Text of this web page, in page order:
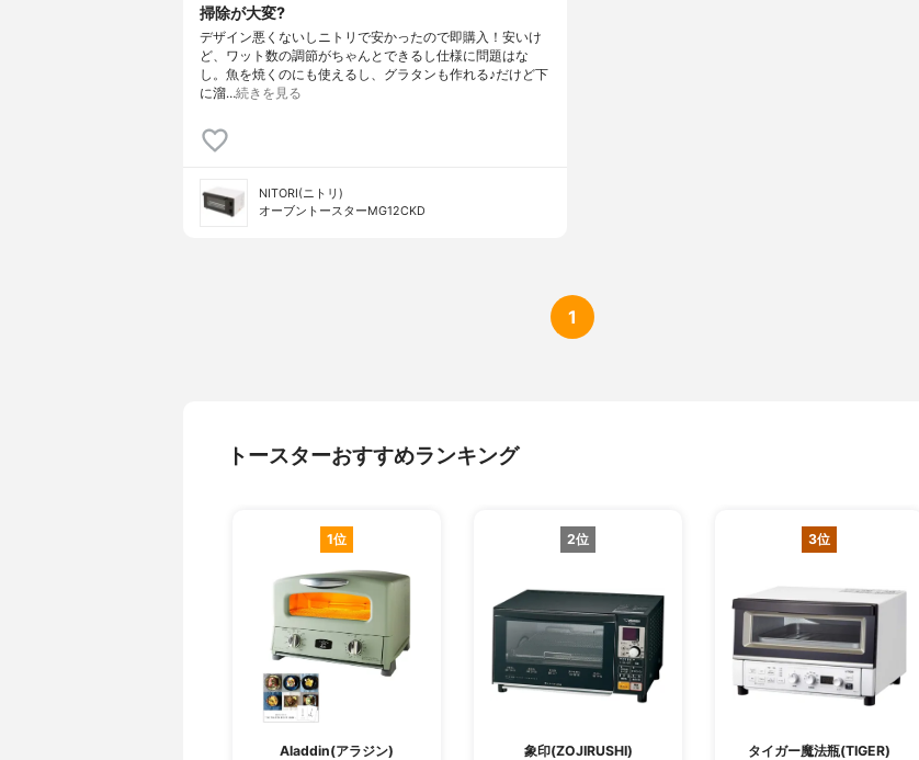
掃除が大変?
デザイン悪くないしニトリで安かったので即購入！安いけ
ど、ワット数の調節がちゃんとできるし仕様に問題はな
し。魚を焼くのにも使えるし、グラタンも作れる♪だけど下
に溜…続きを見る
NITORI(ニトリ)
オーブントースターMG12CKD
1
トースターおすすめランキング
1位
Aladdin(アラジン)
2位
象印(ZOJIRUSHI)
3位
タイガー魔法瓶(TIGER)